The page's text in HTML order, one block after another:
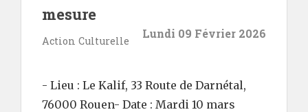
mesure
Action Culturelle
Lundi 09 Février 2026
- Lieu : Le Kalif, 33 Route de Darnétal,
76000 Rouen- Date : Mardi 10 mars